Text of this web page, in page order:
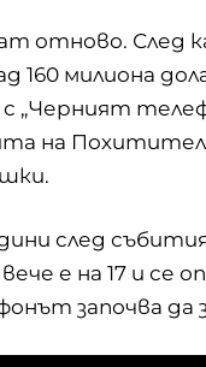
отново. След
160 милиона
на
след
е на 17 и се
започва да